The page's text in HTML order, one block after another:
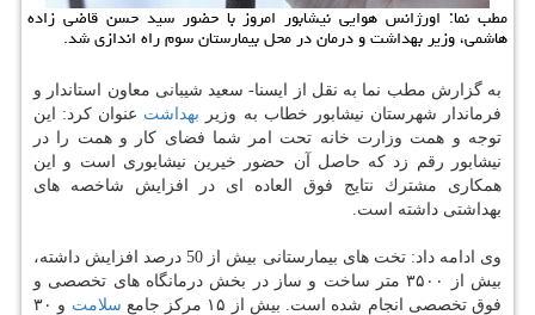
مطب نما: اورژانس هوایی نیشابور امروز با حضور سید حسن قاضی زاده
هاشمی، وزیر بهداشت و درمان در محل بیمارستان سوم راه اندازی شد.
به گزارش مطب نما به نقل از ایسنا- سعید شیبانی معاون استاندار و
فرماندار شهرستان نیشابور خطاب به وزیر بهداشت عنوان كرد: این
توجه و همت وزارت خانه تحت امر شما فضای كار و همت را در
نیشابور رقم زد كه حاصل آن حضور خیرین نیشابوری است و این
همكاری مشترك نتایج فوق العاده ای در افزایش شاخصه های
بهداشتی داشته است.
وی ادامه داد: تخت های بیمارستانی بیش از 50 درصد افزایش داشته،
بیش از ۳۵۰۰ متر ساخت و ساز در بخش درمانگاه های تخصصی و
فوق تخصصی انجام شده است. بیش از ۱۵ مركز جامع
سلامت
و ۳۰